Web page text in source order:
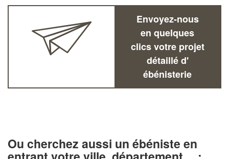
Envoyez-nous
en quelques
clics votre projet
détaillé d'
ébénisterie
Ou cherchez aussi un ébéniste en